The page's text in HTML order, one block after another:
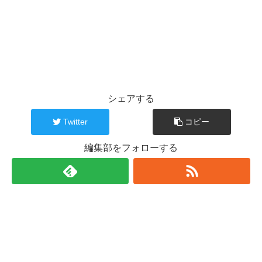
シェアする
Twitter コピー
編集部をフォローする